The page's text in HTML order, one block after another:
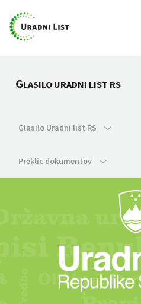
GLASILO URADNI LIST RS
Glasilo Uradni list RS
Preklic dokumentov